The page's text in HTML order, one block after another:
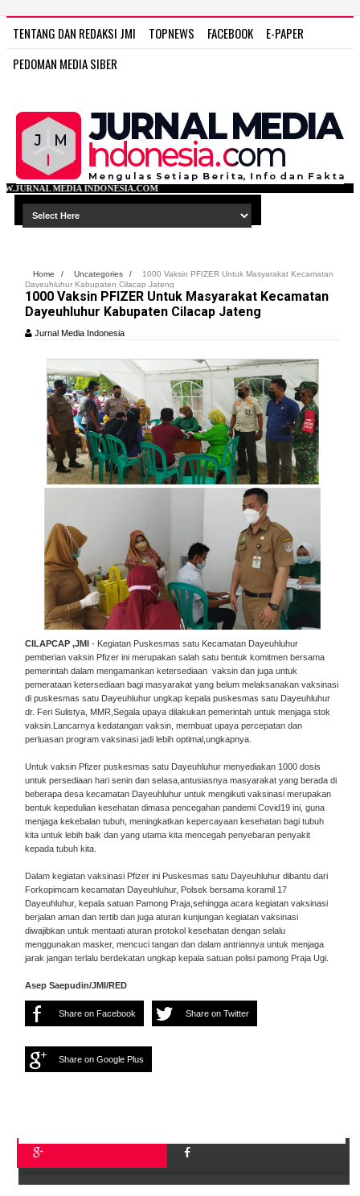
TENTANG DAN REDAKSI JMI TOPNEWS FACEBOOK
E-PAPER
PEDOMAN MEDIA SIBER
Home / Uncategories /
1000 Vaksin PFIZER Untuk Masyarakat Kecamatan
Dayeuhluhur Kabupaten Cilacap Jateng
1000 Vaksin PFIZER Untuk Masyarakat Kecamatan
Dayeuhluhur Kabupaten Cilacap Jateng
Jurnal Media Indonesia
CILAPCAP ,JMI - Kegiatan Puskesmas satu Kecamatan Dayeuhluhur
pemberian vaksin Pfizer ini merupakan salah satu bentuk komitmen bersama
pemerintah dalam mengamankan ketersediaan vaksin dan juga untuk
pemerataan ketersediaan bagi masyarakat yang belum melaksanakan vaksinasi
di puskesmas satu Dayeuhluhur ungkap kepala puskesmas satu Dayeuhluhur
dr. Feri Sulistya, MMR,Segala upaya dilakukan pemerintah untuk menjaga stok
vaksin.Lancarnya kedatangan vaksin, membuat upaya percepatan dan
perluasan program vaksinasi jadi lebih optimal,ungkapnya.
Untuk vaksin Pfizer puskesmas satu Dayeuhluhur menyediakan 1000 dosis
untuk persediaan hari senin dan selasa,antusiasnya masyarakat yang berada di
beberapa desa kecamatan Dayeuhluhur untuk mengikuti vaksinasi merupakan
bentuk kepedulian kesehatan dimasa pencegahan pandemi Covid19 ini, guna
menjaga kekebalan tubuh, meningkatkan kepercayaan kesehatan bagi tubuh
kita untuk lebih baik dan yang utama kita mencegah penyebaran penyakit
kepada tubuh kita.
Dalam kegiatan vaksinasi Pfizer ini Puskesmas satu Dayeuhluhur dibantu dari
Forkopimcam kecamatan Dayeuhluhur, Polsek bersama koramil 17
Dayeuhluhur, kepala satuan Pamong Praja,sehingga acara kegiatan vaksinasi
berjalan aman dan tertib dan juga aturan kunjungan kegiatan vaksinasi
diwajibkan untuk mentaati aturan protokol kesehatan dengan selalu
menggunakan masker, mencuci tangan dan dalam antriannya untuk menjaga
jarak jangan terlalu berdekatan ungkap kepala satuan polisi pamong Praja Ugi.
Asep Saepudin/JMI/RED
Share on Facebook Share on Twitter
Share on Google Plus